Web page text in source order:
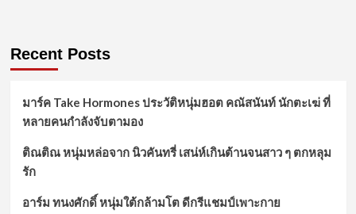
Recent Posts
มาร์ค Take Hormones ประวัติหนุ่มฮอต คณัสนันท์ นักตะเฆ่ ที่
หลายคนกำลังจับตามอง
ติณติณ หนุ่มหล่อจาก นิวคันทรี่ เสน่ห์เกินต้านจนสาว ๆ ตกหลุม
รัก
อาร์ม ทนงศักดิ์ หนุ่มใต้กล้ามโต ดีกรีแชมป์เพาะกาย